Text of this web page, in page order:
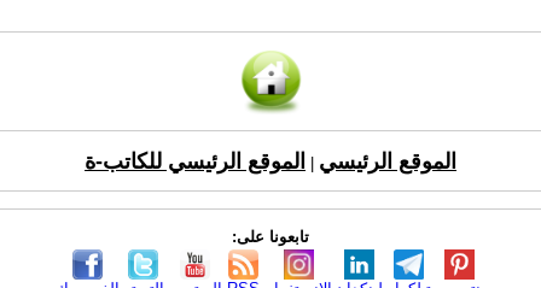
الموقع الرئيسي الموقع الرئيسي للكاتب-ة
تابعونا على: